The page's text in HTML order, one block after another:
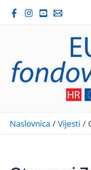
Skip
Naslovnica Vijesti